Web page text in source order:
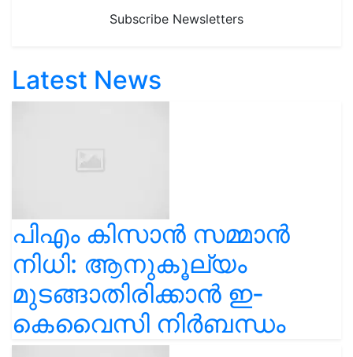
Subscribe Newsletters
Latest News
പിഎം കിസാൻ സമ്മാൻ
നിധി: ആനുകൂല്യം
മുടങ്ങാതിരിക്കാൻ ഇ-
കെവൈസി നിർബന്ധം